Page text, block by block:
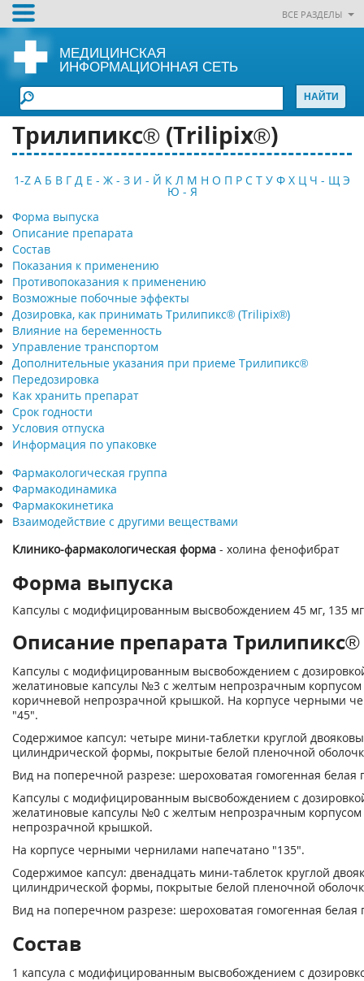
ВСЕ РАЗДЕЛЫ
МЕДИЦИНСКАЯ
ИНФОРМАЦИОННАЯ СЕТЬ
Трилипикс® (Trilipix®)
1-Z А Б В Г Д Е - Ж - З И - Й К Л М Н О П Р С Т У Ф Х Ц Ч - Щ Э
Ю - Я
Форма выпуска
Описание препарата
Состав
Показания к применению
Противопоказания к применению
Возможные побочные эффекты
Дозировка, как принимать Трилипикс® (Trilipix®)
Влияние на беременность
Управление транспортом
Дополнительные указания при приеме Трилипикс®
Передозировка
Как хранить препарат
Срок годности
Условия отпуска
Информация по упаковке
Фармакологическая группа
Фармакодинамика
Фармакокинетика
Взаимодействие с другими веществами
Клинико-фармакологическая форма - холина фенофибрат
Форма выпуска
Капсулы с модифицированным высвобождением 45 мг, 135
Описание препарата
Капсулы с модифицированным высвобождением с
желатиновые капсулы №3 с желтым непрозрачным корпусом
коричневой непрозрачной крышкой. На корпусе черными
"45".
Содержимое капсул: четыре мини-таблетки круглой
цилиндрической формы, покрытые белой пленочной
Вид на поперечной разрезе: шероховатая гомогенная белая
Капсулы с модифицированным высвобождением с
желатиновые капсулы №0 с желтым непрозрачным
непрозрачной крышкой.
На корпусе черными чернилами напечатано "135".
Содержимое капсул: двенадцать мини-таблеток круглой
цилиндрической формы, покрытые белой пленочной
Вид на поперечном разрезе: шероховатая гомогенная белая
Состав
1 капсула с модифицированным высвобождением с